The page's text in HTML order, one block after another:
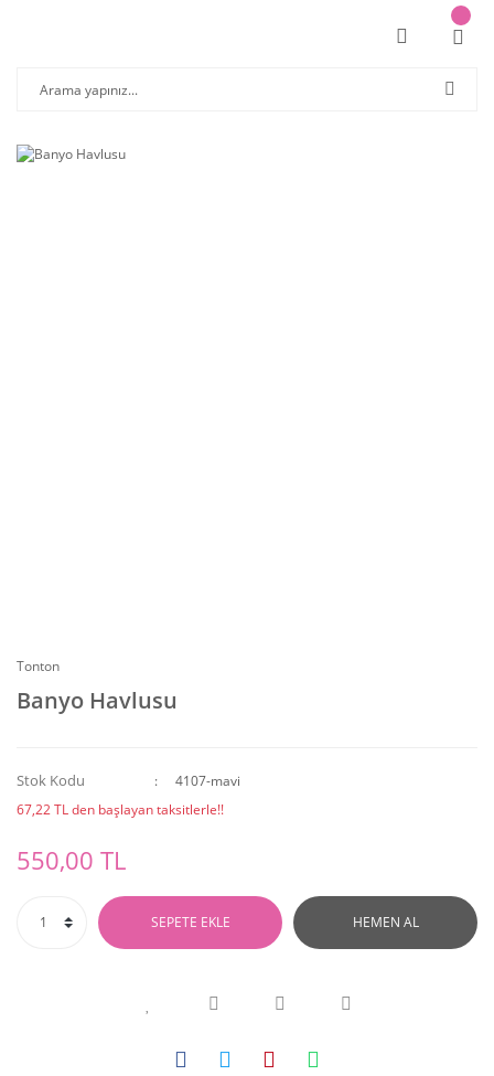
Tonton
Banyo Havlusu
Stok Kodu
4107-mavi
67,22 TL den başlayan taksitlerle!!
550,00 TL
SEPETE EKLE HEMEN AL